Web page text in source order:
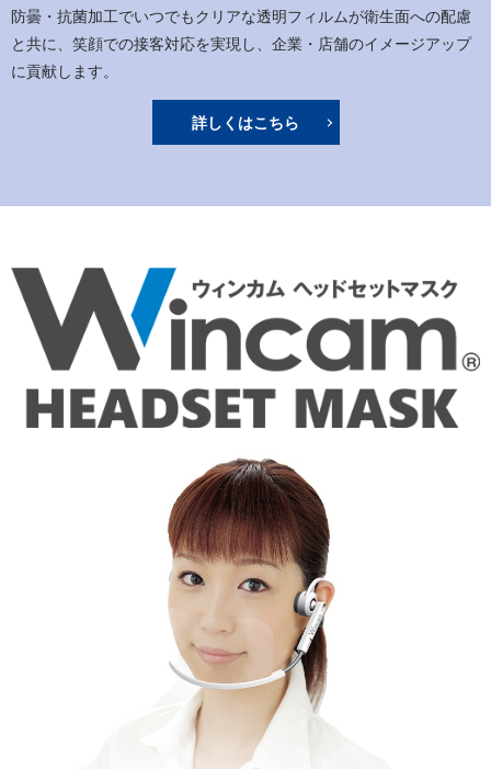
防曇・抗菌加工でいつでもクリアな透明フィルムが衛生面への配慮
と共に、笑顔での接客対応を実現し、企業・店舗のイメージアップ
に貢献します。
詳しくはこちら